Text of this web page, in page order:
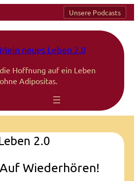
Unsere Podcasts
Mein neues Leben 2.0
die Hoffnung auf ein Leben
ohne Adipositas.
2.0
Wiederhören!